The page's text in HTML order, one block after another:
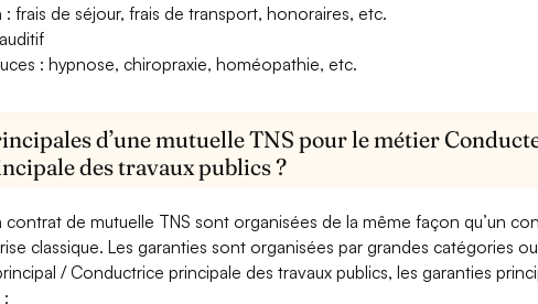
: frais de séjour, frais de transport, honoraires, etc.
: hypnose, chiropraxie, homéopathie, etc.
d’une mutuelle TNS pour le métier
des travaux publics ?
contrat de mutuelle TNS sont organisées de la même façon qu’un
classique. Les garanties sont organisées par grandes catégories
/ Conductrice principale des travaux publics, les garanties